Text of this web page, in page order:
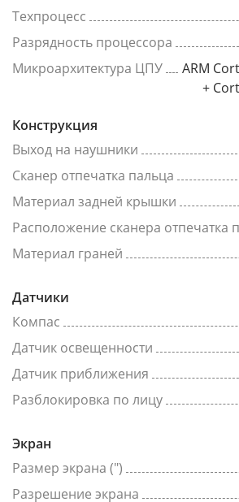
Техпроцесс
Разрядность процессора
Микроархитектура ЦПУ
ARM
+
Конструкция
Выход на наушники
Сканер отпечатка пальца
Материал задней крышки
Расположение сканера отпечатка
Материал граней
Датчики
Компас
Датчик освещенности
Датчик приближения
Разблокировка по лицу
Экран
Размер экрана (")
Разрешение экрана